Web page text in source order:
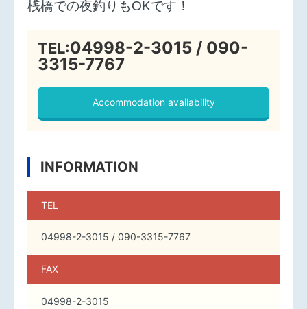
桟橋での夜釣りもOKです！
TEL:04998-2-3015 / 090-
3315-7767
Accommodation availability
INFORMATION
TEL
04998-2-3015 / 090-3315-7767
FAX
04998-2-3015